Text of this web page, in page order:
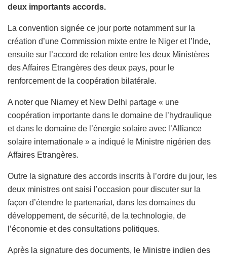
deux importants accords.
La convention signée ce jour porte notamment sur la
création d’une Commission mixte entre le Niger et l’Inde,
ensuite sur l’accord de relation entre les deux Ministères
des Affaires Etrangères des deux pays, pour le
renforcement de la coopération bilatérale.
A noter que Niamey et New Delhi partage « une
coopération importante dans le domaine de l’hydraulique
et dans le domaine de l’énergie solaire avec l’Alliance
solaire internationale » a indiqué le Ministre nigérien des
Affaires Etrangères.
Outre la signature des accords inscrits à l’ordre du jour, les
deux ministres ont saisi l’occasion pour discuter sur la
façon d’étendre le partenariat, dans les domaines du
développement, de sécurité, de la technologie, de
l’économie et des consultations politiques.
Après la signature des documents, le Ministre indien des